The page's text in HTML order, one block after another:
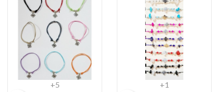
Rouge
Noir
Orange
Bleu
Rose
+5 Blanc
Rouge
Noir
Turquoise
Rose
+1